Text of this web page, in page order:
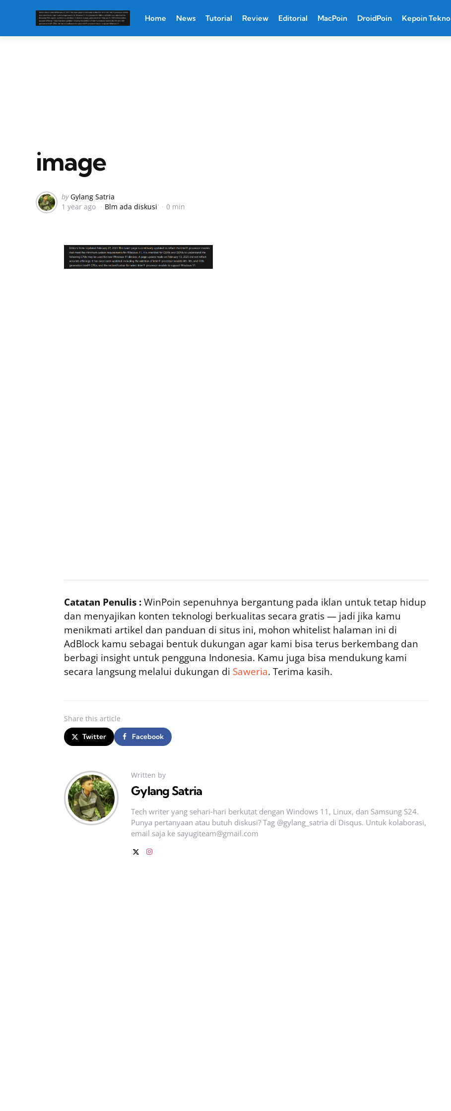
Home News Tutorial Review Editorial MacPoin DroidPoin Kepoin Tekno
image
Posted
by
by Gylang Satria
1 year ago
Blm ada diskusi 0 min
Catatan Penulis :WinPoin sepenuhnya bergantung pada iklan untuk tetap hidup
dan menyajikan konten teknologi berkualitas secara gratis — jadi jika kamu
menikmati artikel dan panduan di situs ini, mohon whitelist halaman ini di
AdBlock kamu sebagai bentuk dukungan agar kami bisa terus berkembang dan
berbagi insight untuk pengguna Indonesia. Kamu juga bisa mendukung kami
secara langsung melalui dukungan di Saweria. Terima kasih.
Share this article
Twitter Facebook
Written by
Gylang Satria
Tech writer yang sehari‑hari berkutat dengan Windows 11, Linux, dan Samsung S24.
Punya pertanyaan atau butuh diskusi? Tag @gylang_satria di Disqus. Untuk kolaborasi,
email saja ke sayugiteam@gmail.com